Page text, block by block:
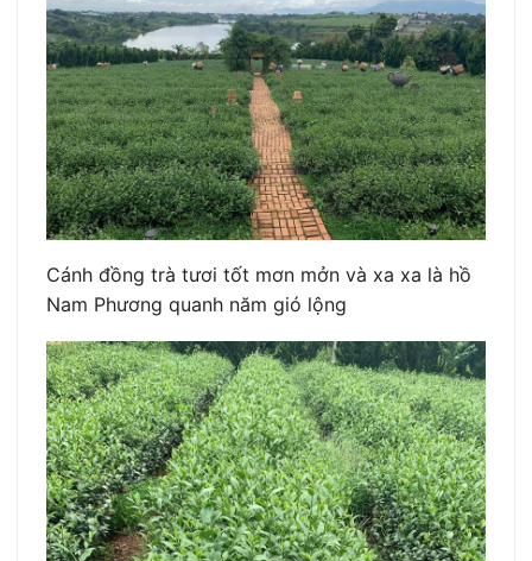
Cánh đồng trà tươi tốt mơn mởn và xa xa là hồ
Nam Phương quanh năm gió lộng